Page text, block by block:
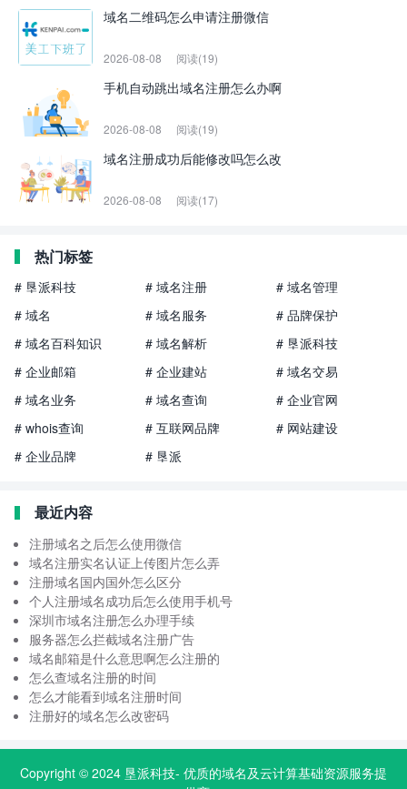
域名二维码怎么申请注册微信
2026-08-08 阅读(19)
手机自动跳出域名注册怎么办啊
2026-08-08 阅读(19)
域名注册成功后能修改吗怎么改
2026-08-08 阅读(17)
热门标签
# 垦派科技 # 域名注册
# 域名管理
# 域名
# 域名服务
# 品牌保护
# 域名百科知识
# 域名解析
# 垦派科技
# 企业邮箱
# 企业建站
# 域名交易
# 域名业务
# 域名查询
# 企业官网
# whois查询
# 互联网品牌
# 网站建设
# 企业品牌
# 垦派
最近内容
注册域名之后怎么使用微信
域名注册实名认证上传图片怎么弄
注册域名国内国外怎么区分
个人注册域名成功后怎么使用手机号
深圳市域名注册怎么办理手续
服务器怎么拦截域名注册广告
域名邮箱是什么意思啊怎么注册的
怎么查域名注册的时间
怎么才能看到域名注册时间
注册好的域名怎么改密码
Copyright © 2024 垦派科技- 优质的域名及云计算基础资源服务提